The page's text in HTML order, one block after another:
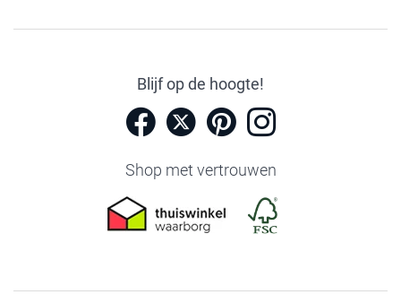
Blijf op de hoogte!
Shop met vertrouwen